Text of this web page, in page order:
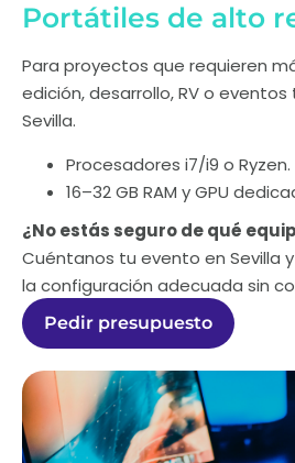
Portátiles de alto
Para proyectos que requieren
edición, desarrollo, RV o
Sevilla.
Procesadores i7/i9 o Ryzen.
16–32 GB RAM y GPU
¿No estás seguro de qué
Cuéntanos tu evento en Sevilla
la configuración adecuada sin
Pedir presupuesto